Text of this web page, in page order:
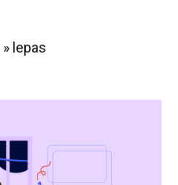
» lepas